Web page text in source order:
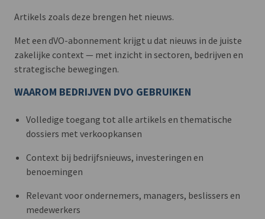
Artikels zoals deze brengen het nieuws.
Met een dVO-abonnement krijgt u dat nieuws in de juiste
zakelijke context — met inzicht in sectoren, bedrijven en
strategische bewegingen.
WAAROM BEDRIJVEN DVO GEBRUIKEN
Volledige toegang tot alle artikels en thematische
dossiers met verkoopkansen
Context bij bedrijfsnieuws, investeringen en
benoemingen
Relevant voor ondernemers, managers, beslissers en
medewerkers